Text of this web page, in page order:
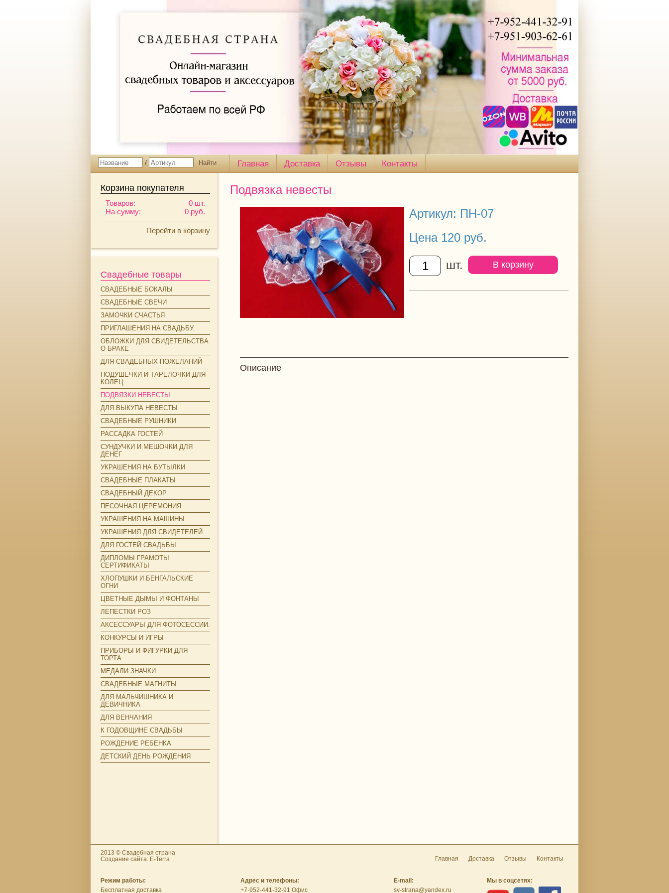
/ Главная Доставка Отзывы Контакты
Корзина покупателя
Товаров:
На сумму:
0 шт.
0 руб.
Перейти в корзину
Свадебные товары
СВАДЕБНЫЕ БОКАЛЫ
СВАДЕБНЫЕ СВЕЧИ
ЗАМОЧКИ СЧАСТЬЯ
ПРИГЛАШЕНИЯ НА СВАДЬБУ.
ОБЛОЖКИ ДЛЯ СВИДЕТЕЛЬСТВА
О БРАКЕ
ДЛЯ СВАДЕБНЫХ ПОЖЕЛАНИЙ
ПОДУШЕЧКИ И ТАРЕЛОЧКИ ДЛЯ
КОЛЕЦ
ПОДВЯЗКИ НЕВЕСТЫ
ДЛЯ ВЫКУПА НЕВЕСТЫ
СВАДЕБНЫЕ РУШНИКИ
РАССАДКА ГОСТЕЙ
СУНДУЧКИ И МЕШОЧКИ ДЛЯ
ДЕНЕГ
УКРАШЕНИЯ НА БУТЫЛКИ
СВАДЕБНЫЕ ПЛАКАТЫ
СВАДЕБНЫЙ ДЕКОР
ПЕСОЧНАЯ ЦЕРЕМОНИЯ
УКРАШЕНИЯ НА МАШИНЫ
УКРАШЕНИЯ ДЛЯ СВИДЕТЕЛЕЙ
ДЛЯ ГОСТЕЙ СВАДЬБЫ
ДИПЛОМЫ ГРАМОТЫ
СЕРТИФИКАТЫ
ХЛОПУШКИ И БЕНГАЛЬСКИЕ
ОГНИ
ЦВЕТНЫЕ ДЫМЫ И ФОНТАНЫ
ЛЕПЕСТКИ РОЗ
АКСЕССУАРЫ ДЛЯ ФОТОСЕССИИ.
КОНКУРСЫ И ИГРЫ
ПРИБОРЫ И ФИГУРКИ ДЛЯ
ТОРТА
МЕДАЛИ ЗНАЧКИ
СВАДЕБНЫЕ МАГНИТЫ
ДЛЯ МАЛЬЧИШНИКА И
ДЕВИЧНИКА
ДЛЯ ВЕНЧАНИЯ
К ГОДОВЩИНЕ СВАДЬБЫ
РОЖДЕНИЕ РЕБЕНКА
ДЕТСКИЙ ДЕНЬ РОЖДЕНИЯ
Подвязка невесты
Артикул: ПН-07
Цена 120 руб.
шт.
Описание
2013 © Свадебная страна
Создание сайта: E-Terra
Главная Доставка Отзывы Контакты
Режим работы:
Бесплатная доставка
Адрес и телефоны:
+7-952-441-32-91 Офис
E-mail:
sv-strana@yandex.ru
Мы в соцсетях: